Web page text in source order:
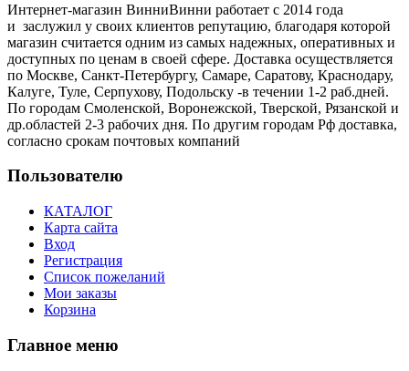
Интернет-магазин ВинниВинни работает с 2014 года
и заслужил у своих клиентов репутацию, благодаря которой
магазин считается одним из самых надежных, оперативных и
доступных по ценам в своей сфере. Доставка осуществляется
по Москве, Санкт-Петербургу, Самаре, Саратову, Краснодару,
Калуге, Туле, Серпухову, Подольску -в течении 1-2 раб.дней.
По городам Смоленской, Воронежской, Тверской, Рязанской и
др.областей 2-3 рабочих дня. По другим городам Рф доставка,
согласно срокам почтовых компаний
Пользователю
КАТАЛОГ
Карта сайта
Вход
Регистрация
Список пожеланий
Мои заказы
Корзина
Главное меню